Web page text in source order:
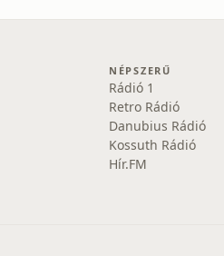
NÉPSZERŰ
Rádió 1
Retro Rádió
Danubius Rádió
Kossuth Rádió
Hír.FM